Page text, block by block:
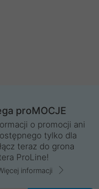
proMOCJE
o promocji ani
tylko dla
teraz do grona
ProLine!
informacji